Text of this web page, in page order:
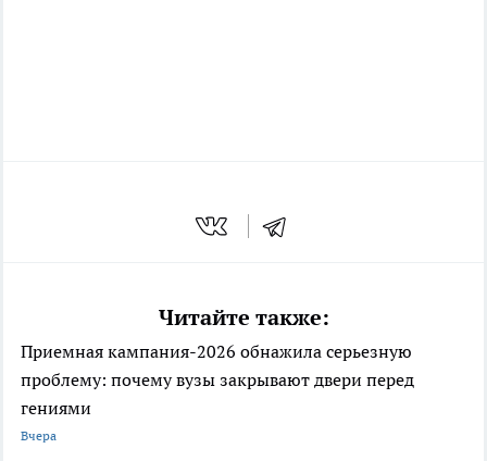
Читайте также:
Приемная кампания-2026 обнажила серьезную
проблему: почему вузы закрывают двери перед
гениями
Вчера